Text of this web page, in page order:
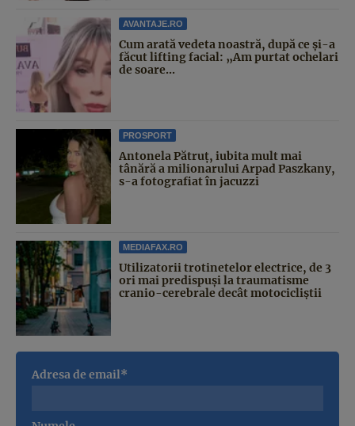
AVANTAJE.RO
Cum arată vedeta noastră, după ce și-a
făcut lifting facial: „Am purtat ochelari
de soare...
PROSPORT
Antonela Pătruț, iubita mult mai
tânără a milionarului Arpad Paszkany,
s-a fotografiat în jacuzzi
MEDIAFAX.RO
Utilizatorii trotinetelor electrice, de 3
ori mai predispuși la traumatisme
cranio-cerebrale decât motocicliștii
Adresa de email*